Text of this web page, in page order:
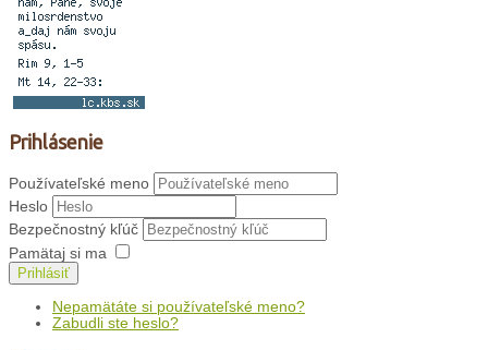
Prihlásenie
Používateľské meno
Heslo
Bezpečnostný kľúč
Pamätaj si ma
Prihlásiť
Nepamätáte si používateľské meno?
Zabudli ste heslo?